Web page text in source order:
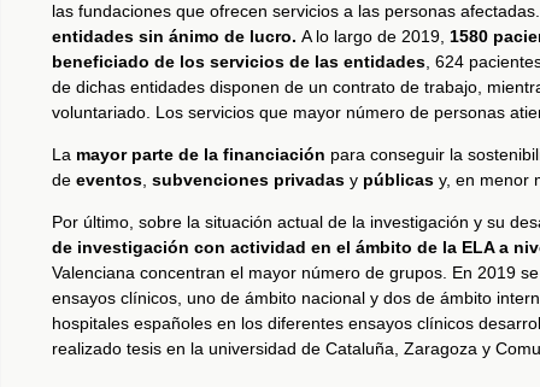
las fundaciones que ofrecen servicios a las personas
entidades sin ánimo de lucro. A lo largo de 2019, 1580
beneficiado de los servicios de las entidades, 624
de dichas entidades disponen de un contrato de trabajo,
voluntariado. Los servicios que mayor número de personas
La mayor parte de la financiación para conseguir la
de eventos, subvenciones privadasy públicasy, en menor
Por último, sobre la situación actual de la investigación y su
de investigación con actividad en el ámbito de la ELA a
Valenciana concentran el mayor número de grupos. En 2019
ensayos clínicos, uno de ámbito nacional y dos de ámbito
hospitales españoles en los diferentes ensayos clínicos
realizado tesis en la universidad de Cataluña, Zaragoza y